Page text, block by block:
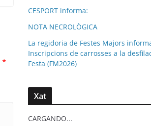
*
CESPORT informa:
NOTA NECROLÒGICA
La regidoria de Festes Majors
Inscripcions de carrosses a la
Festa (FM2026)
Xat
CARGANDO...